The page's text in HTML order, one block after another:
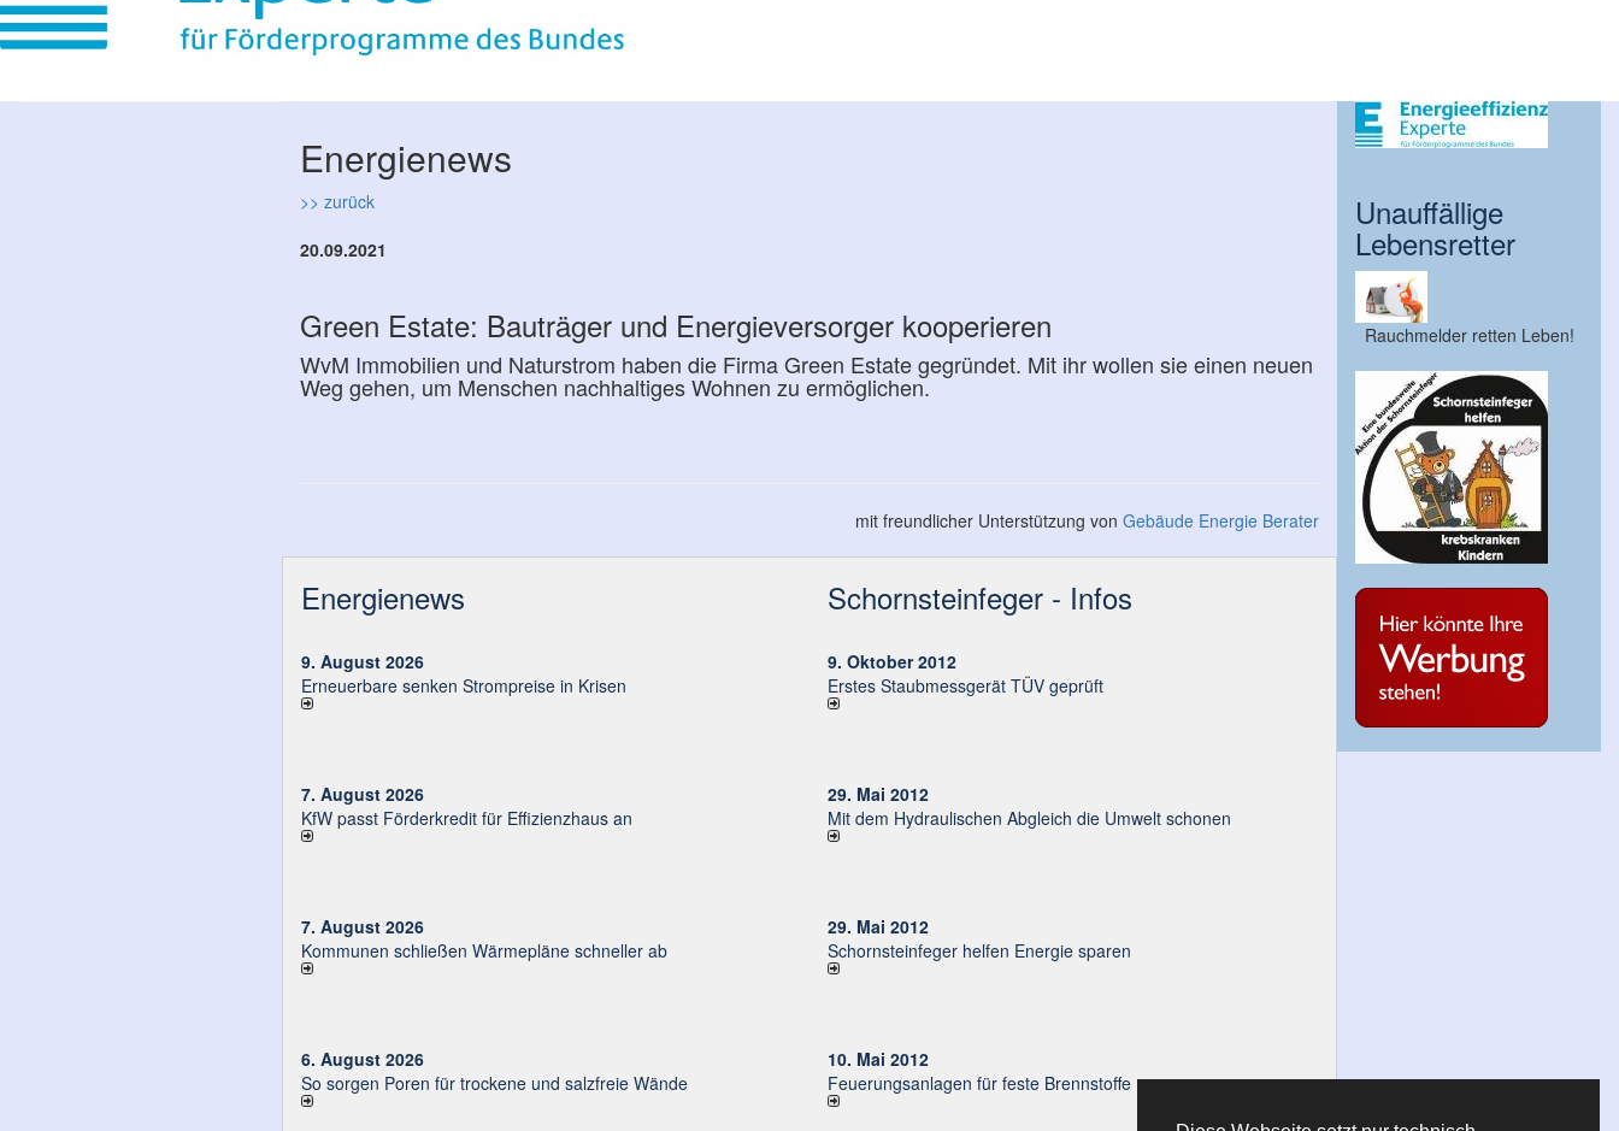
Energienews
>> zurück
20.09.2021
Green Estate: Bauträger und Energieversorger kooperieren
WvM Immobilien und Naturstrom haben die Firma Green Estate gegründet. Mit ihr wollen sie einen neuen
Weg gehen, um Menschen nachhaltiges Wohnen zu ermöglichen.
mit freundlicher Unterstützung von Gebäude Energie Berater
Energienews
9. August 2026
Erneuerbare senken Strompreise in Krisen
7. August 2026
KfW passt Förderkredit für Effizienzhaus an
7. August 2026
Kommunen schließen Wärmepläne schneller ab
6. August 2026
So sorgen Poren für trockene und salzfreie Wände
Schornsteinfeger - Infos
9. Oktober 2012
Erstes Staubmessgerät TÜV geprüft
29. Mai 2012
Mit dem Hydraulischen Abgleich die Umwelt schonen
29. Mai 2012
Schornsteinfeger helfen Energie sparen
10. Mai 2012
Feuerungsanlagen für feste Brennstoffe
Unauffällige
Lebensretter
Rauchmelder retten Leben!